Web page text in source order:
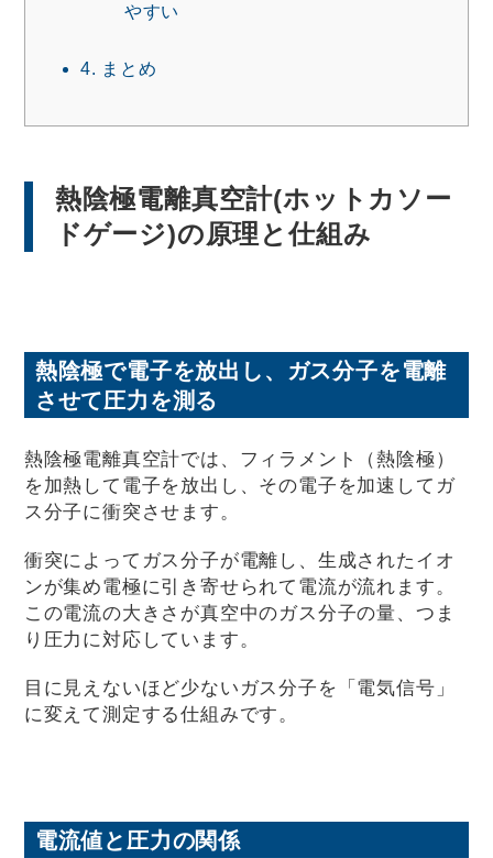
やすい
4. まとめ
熱陰極電離真空計(ホットカソー
ドゲージ)の原理と仕組み
熱陰極で電子を放出し、ガス分子を電離
させて圧力を測る
熱陰極電離真空計では、フィラメント（熱陰極）
を加熱して電子を放出し、その電子を加速してガ
ス分子に衝突させます。
衝突によってガス分子が電離し、生成されたイオ
ンが集め電極に引き寄せられて電流が流れます。
この電流の大きさが真空中のガス分子の量、つま
り圧力に対応しています。
目に見えないほど少ないガス分子を「電気信号」
に変えて測定する仕組みです。
電流値と圧力の関係